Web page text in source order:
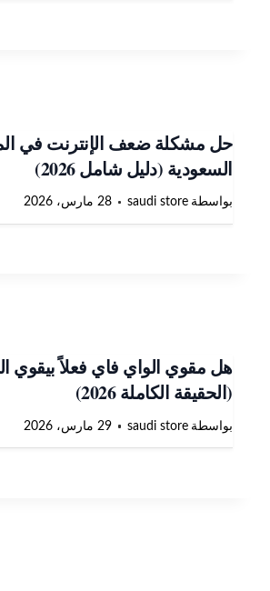
حل مشكلة ضعف الإنترنت في
السعودية (دليل شامل 2026)
بواسطة saudi store 28 مارس، 2026
هل مقوي الواي فاي فعلاً بيقوي
(الحقيقة الكاملة 2026)
بواسطة saudi store 29 مارس، 2026